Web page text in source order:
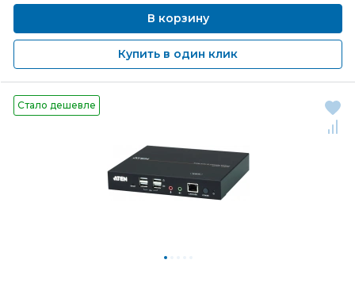
В корзину
Купить в один клик
Стало дешевле